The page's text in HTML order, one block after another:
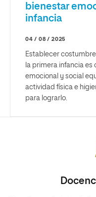
bienestar
infancia
04 / 08 / 2025
Establecer
la primera infancia es
emocional y social
actividad física e
para lograrlo.